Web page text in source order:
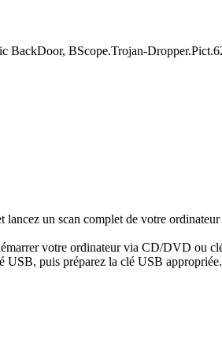
BackDoor, BScope.Trojan-
un scan complet de votre
votre ordinateur via CD/DVD ou
USB, puis préparez la clé USB